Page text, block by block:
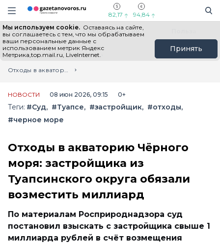
Информационный портал "ГазетаНоворос.ру"
Навигация сайта
82,17 94,84
Мы используем cookie. Оставаясь на сайте,
вы соглашаетесь с тем, что мы обрабатываем
ваши персональные данные с
использованием метрик Яндекс
Метрика,top.mail.ru, LiveInternet.
Принять
Все новости Новости России
Главная
Лента новостей
Отходы в акваторию Чёрного моря: застройщика из Туапсинского округа обязали возместить миллиард
НОВОСТИ 08 июн 2026, 09:15 0+
Теги: #Суд #Туапсе #застройщик
#отходы
#черное море
Отходы в акваторию Чёрного
моря: застройщика из
Туапсинского округа обязали
возместить миллиард
По материалам Росприроднадзора суд
постановил взыскать с застройщика свыше 1
миллиарда рублей в счёт возмещения